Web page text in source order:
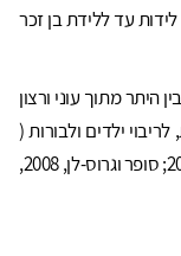
עד ללידת בן זכר
מוקדמים של קטינות מתחת לגיל 18 (בין היתר מתוך עוני ורצון
ילדים ולבורות (
בראניה, 2024א; וינקלר, 2008, עמ' 82-81; זין, 2023; סופר וגרוס-לן, 2008,